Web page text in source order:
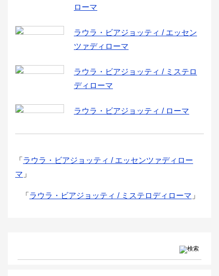
ローマ
ラウラ・ビアジョッティ / エッセン
ツァディローマ
ラウラ・ビアジョッティ / ミステロ
ディローマ
ラウラ・ビアジョッティ / ローマ
「 ラウラ・ビアジョッティ / エッセンツァディロー
マ 」
「 ラウラ・ビアジョッティ / ミステロディローマ 」